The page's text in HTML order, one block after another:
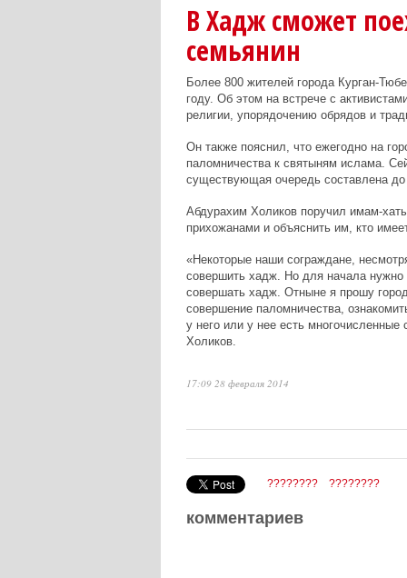
В Хадж сможет
семьянин
Более 800 жителей города Курган-
году. Об этом на встрече с
религии, упорядочению обрядов и
Он также пояснил, что ежегодно на
паломничества к святыням ислама.
существующая очередь составлена
Абдурахим Холиков поручил имам-
прихожанами и объяснить им, кто
«Некоторые наши сограждане,
совершить хадж. Но для начала
совершать хадж. Отныне я прошу
совершение паломничества,
у него или у нее есть
Холиков.
17:09 28 февраля 2014
???????? ????????
комментариев